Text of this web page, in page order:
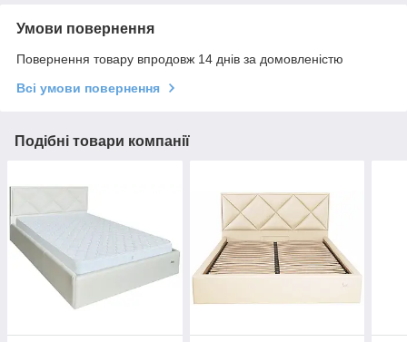
Умови повернення
Повернення товару впродовж 14 днів за домовленістю
Всі умови повернення
Подібні товари компанії